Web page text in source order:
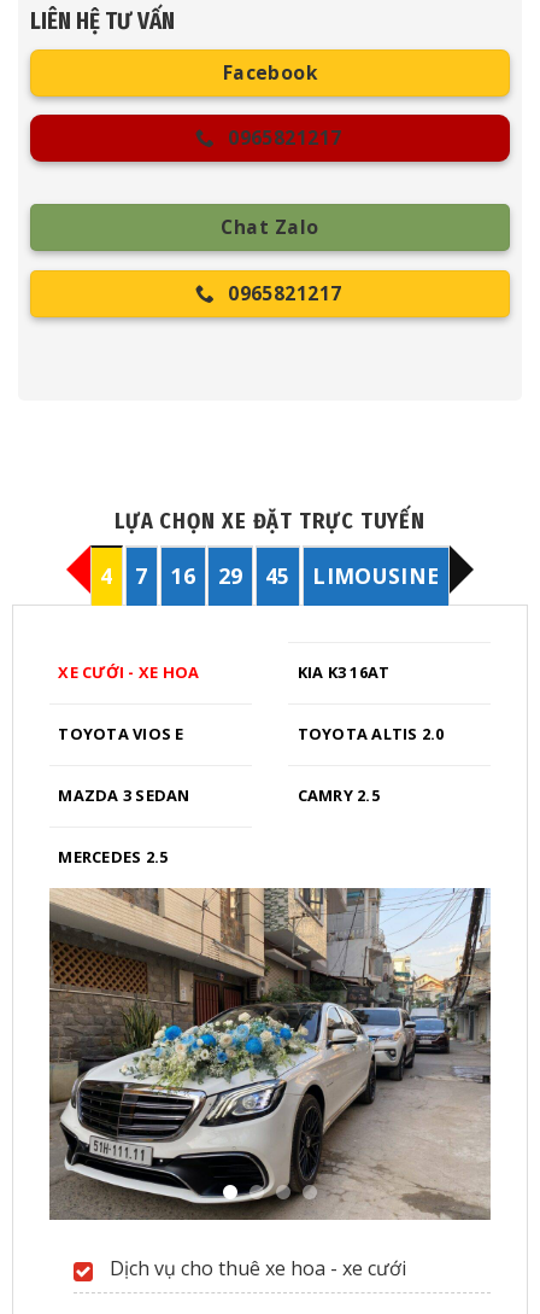
LIÊN HỆ TƯ VẤN
Facebook
0965821217
Chat Zalo
0965821217
LỰA CHỌN XE ĐẶT TRỰC TUYẾN
4 7 16 29 45 LIMOUSINE
XE CƯỚI - XE HOA KIA K3 16AT
TOYOTA VIOS E TOYOTA ALTIS 2.0
MAZDA 3 SEDAN CAMRY 2.5
MERCEDES 2.5
Dịch vụ cho thuê xe hoa - xe cưới